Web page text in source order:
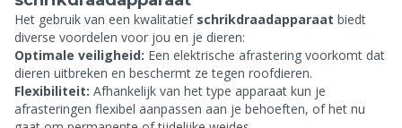
Het gebruik van een kwalitatief schrikdraadapparaat biedt
diverse voordelen voor jou en je dieren:
Optimale veiligheid: Een elektrische afrastering voorkomt dat
dieren uitbreken en beschermt ze tegen roofdieren.
Flexibiliteit: Afhankelijk van het type apparaat kun je
afrasteringen flexibel aanpassen aan je behoeften, of het nu